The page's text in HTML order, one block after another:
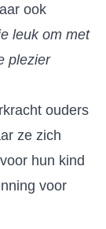
ook
leuk om met
plezier
ouders
ze zich
hun kind
voor